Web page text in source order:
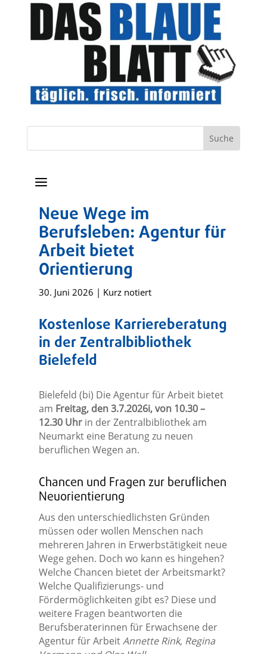
a
Neue Wege im
Berufsleben: Agentur für
Arbeit bietet
Orientierung
30. Juni 2026 | Kurz notiert
Kostenlose Karriereberatung
in der Zentralbibliothek
Bielefeld
Bielefeld (bi) Die Agentur für Arbeit bietet
am Freitag, den 3.7.2026i, von 10.30 –
12.30 Uhrin der Zentralbibliothek am
Neumarkt eine Beratung zu neuen
beruflichen Wegen an.
Chancen und Fragen zur beruflichen
Neuorientierung
Aus den unterschiedlichsten Gründen
müssen oder wollen Menschen nach
mehreren Jahren in Erwerbstätigkeit neue
Wege gehen. Doch wo kann es hingehen?
Welche Chancen bietet der Arbeitsmarkt?
Welche Qualifizierungs- und
Fördermöglichkeiten gibt es? Diese und
weitere Fragen beantworten die
Berufsberaterinnen für Erwachsene der
Agentur für ArbeitAnnette Rink, Regina